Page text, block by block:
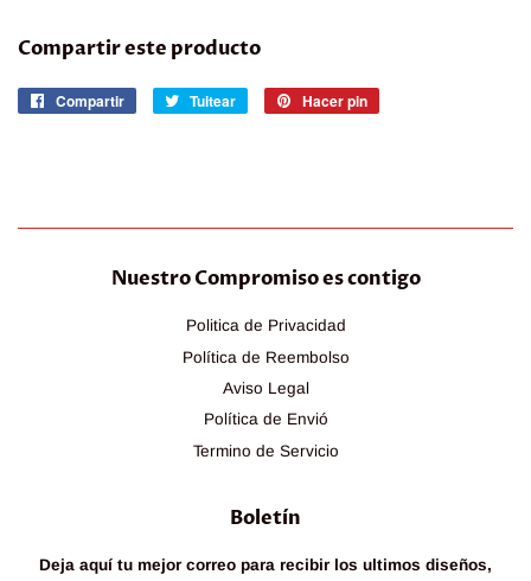
Compartir este producto
Compartir
CompartirTuitear
Tuitear Hacer pin
Nuestro Compromiso es contigo
Politica de Privacidad
Política de Reembolso
Aviso Legal
Política de Envió
Termino de Servicio
Boletín
Deja aquí tu mejor correo para recibir los ultimos diseños,